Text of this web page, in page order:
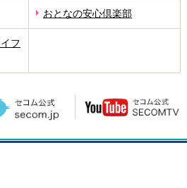
おとなの安心倶楽部
フ